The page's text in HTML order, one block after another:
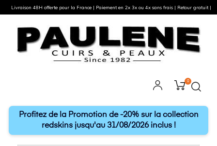
0
Profitez de la Promotion de -20% sur la collection
redskins jusqu'au 31/08/2026 inclus !
Livraison 48H offerte pour la France | Paiement en 2x 3x ou 4x sans frais | Retour gratuit |